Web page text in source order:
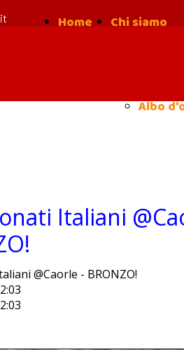
Home
Chi siamo
Albo
Italiani
@Caorle - BRONZO!